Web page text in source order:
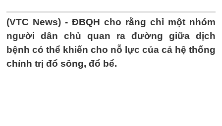
(VTC News) - ĐBQH cho rằng chỉ một nhóm
người dân chủ quan ra đường giữa dịch
bệnh có thể khiến cho nỗ lực của cả hệ thống
chính trị đổ sông, đổ bể.